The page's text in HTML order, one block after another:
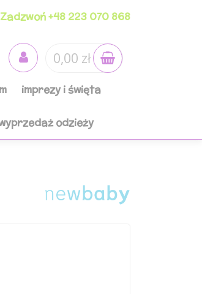
Zadzwoń +48 223 070 868
0,00 zł
imprezy i święta
odzieży